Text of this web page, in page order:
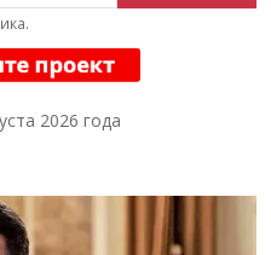
2026 года